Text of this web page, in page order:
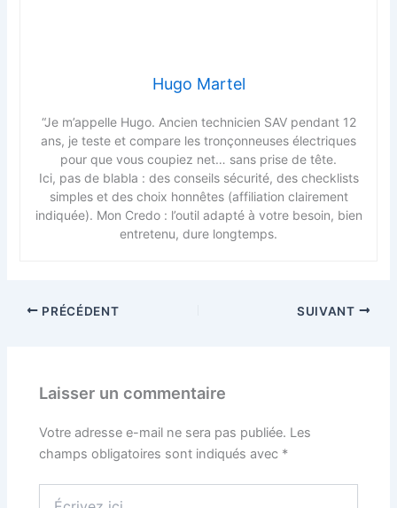
Hugo Martel
“Je m’appelle Hugo. Ancien technicien SAV pendant 12
ans, je teste et compare les tronçonneuses électriques
pour que vous coupiez net… sans prise de tête.
Ici, pas de blabla : des conseils sécurité, des checklists
simples et des choix honnêtes (affiliation clairement
indiquée). Mon Credo : l’outil adapté à votre besoin, bien
entretenu, dure longtemps.
PRÉCÉDENT SUIVANT
Laisser un commentaire
Votre adresse e-mail ne sera pas publiée. Les
champs obligatoires sont indiqués avec *